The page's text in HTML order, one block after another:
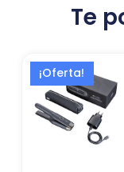
Te
¡Oferta!
era:
El
precio
actual
es:
224,13 €.